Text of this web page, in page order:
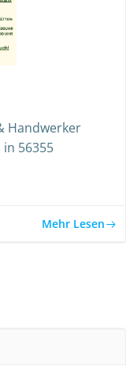
Handwerker
56355
Mehr Lesen